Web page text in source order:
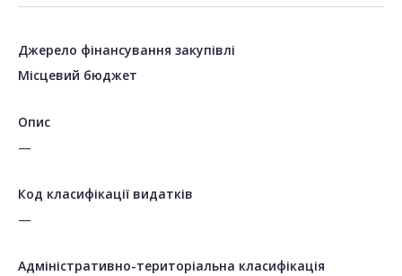
Джерело фінансування закупівлі
Місцевий бюджет
Опис
—
Код класифікації видатків
—
Адміністративно-територіальна класифікація